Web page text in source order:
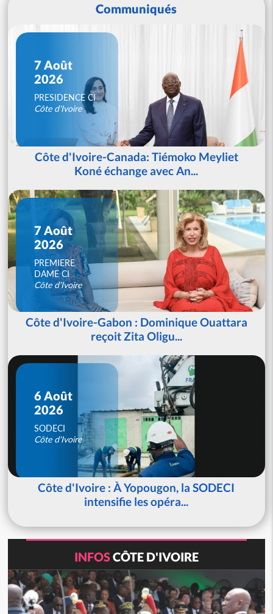
Communiqués
7 Août
2026
PRESIDENCE CI
Côte d'Ivoire
Côte d'Ivoire-Canada: Tiémoko Meyliet
Koné échange avec An...
7 Août
2026
PREMIERE
DAME CI
Côte d'Ivoire
Côte d'Ivoire-Gabon : Dominique Ouattara
reçoit Zita Oligu...
6 Août
2026
SODECI
Côte d'Ivoire
Côte d'Ivoire : À Yopougon, la SODECI
intensifie les opéra...
INFOSCÔTE D'IVOIRE